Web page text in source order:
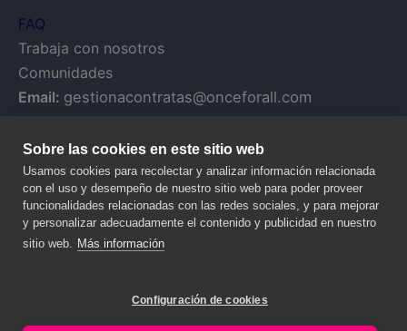
FAQ
Trabaja con nosotros
Comunidades
Email: gestionacontratas@onceforall.com
Sobre las cookies en este sitio web
Usamos cookies para recolectar y analizar información relacionada
con el uso y desempeño de nuestro sitio web para poder proveer
funcionalidades relacionadas con las redes sociales, y para mejorar
y personalizar adecuadamente el contenido y publicidad en nuestro
sitio web. Más información
Configuración de cookies